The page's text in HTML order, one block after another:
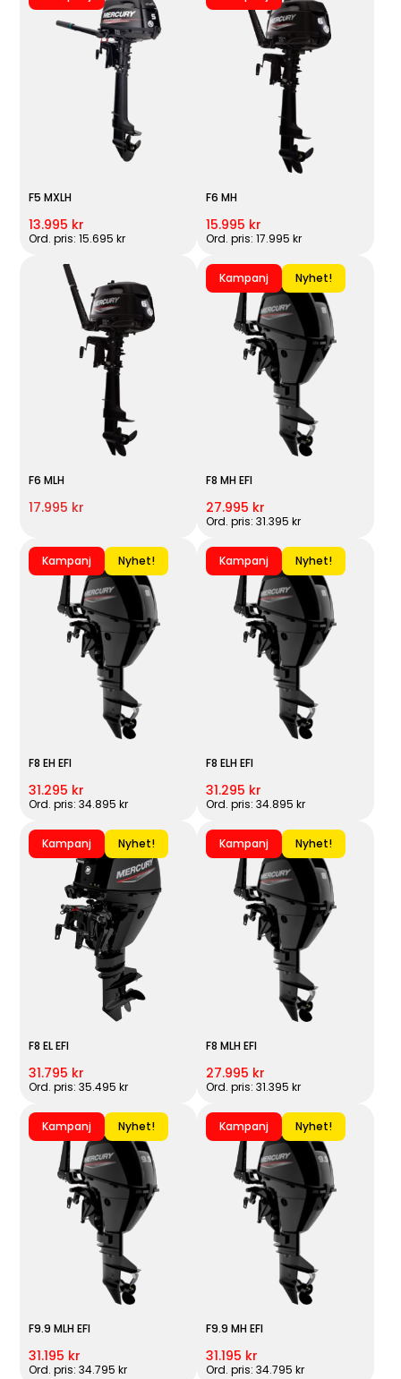
F5 MXLH
13.995 kr
Ord. pris: 15.695 kr
F6 MH
15.995 kr
Ord. pris: 17.995 kr
F6 MLH
17.995 kr
Kampanj Nyhet!
F8 MH EFI
27.995 kr
Ord. pris: 31.395 kr
Kampanj Nyhet!
F8 EH EFI
31.295 kr
Ord. pris: 34.895 kr
Kampanj Nyhet!
F8 ELH EFI
31.295 kr
Ord. pris: 34.895 kr
Kampanj Nyhet!
F8 EL EFI
31.795 kr
Ord. pris: 35.495 kr
Kampanj Nyhet!
F8 MLH EFI
27.995 kr
Ord. pris: 31.395 kr
Kampanj Nyhet!
F9.9 MLH EFI
31.195 kr
Ord. pris: 34.795 kr
Kampanj Nyhet!
F9.9 MH EFI
31.195 kr
Ord. pris: 34.795 kr